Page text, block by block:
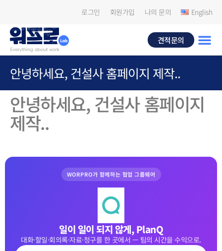
로그인 회원가입 나의 문의 English
견적문의
안녕하세요, 건설사 홈페이지 제작..
안녕하세요, 건설사 홈페이지
제작..
WORPRO가 함께하는 협업 그룹웨어
일이 일이 되지 않게, PlanQ
대화·할일·회의록·자료·청구를 한 곳에서 — 팀의 시간을 수익으로.